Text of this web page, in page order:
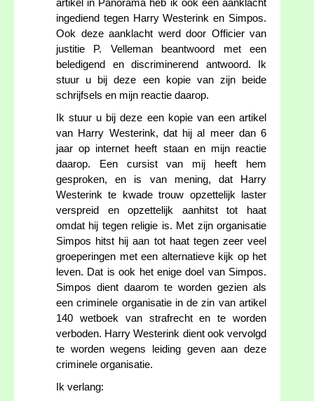
artikel in Panorama heb ik ook een aanklacht
ingediend tegen Harry Westerink en Simpos.
Ook deze aanklacht werd door Officier van
justitie P. Velleman beantwoord met een
beledigend en discriminerend antwoord. Ik
stuur u bij deze een kopie van zijn beide
schrijfsels en mijn reactie daarop.
Ik stuur u bij deze een kopie van een artikel
van Harry Westerink, dat hij al meer dan 6
jaar op internet heeft staan en mijn reactie
daarop. Een cursist van mij heeft hem
gesproken, en is van mening, dat Harry
Westerink te kwade trouw opzettelijk laster
verspreid en opzettelijk aanhitst tot haat
omdat hij tegen religie is. Met zijn organisatie
Simpos hitst hij aan tot haat tegen zeer veel
groeperingen met een alternatieve kijk op het
leven. Dat is ook het enige doel van Simpos.
Simpos dient daarom te worden gezien als
een criminele organisatie in de zin van artikel
140 wetboek van strafrecht en te worden
verboden. Harry Westerink dient ook vervolgd
te worden wegens leiding geven aan deze
criminele organisatie.
Ik verlang: